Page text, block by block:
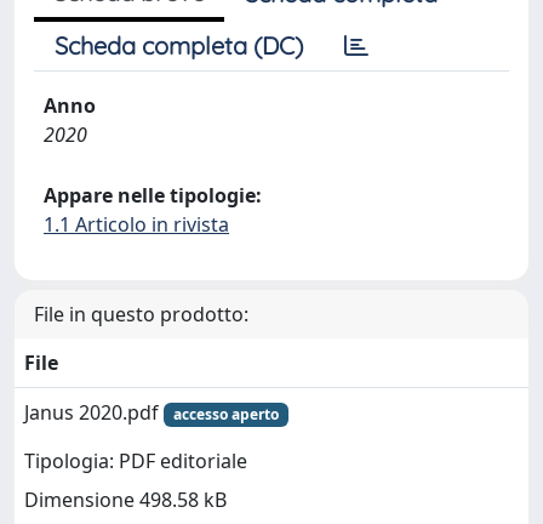
Scheda completa (DC)
Anno
2020
Appare nelle tipologie:
1.1 Articolo in rivista
File in questo prodotto:
File
Janus 2020.pdf
accesso aperto
Tipologia: PDF editoriale
Dimensione 498.58 kB